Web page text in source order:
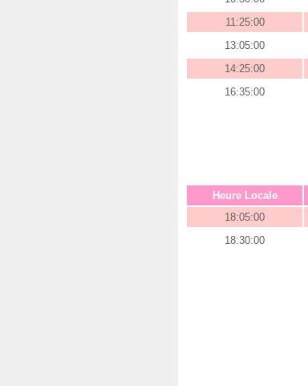
11:25:00
13:05:00
14:25:00
16:35:00
Heure Locale
18:05:00
18:30:00